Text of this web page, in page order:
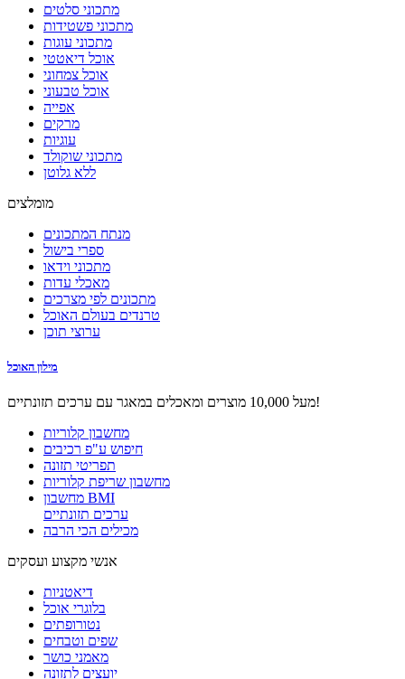
מתכוני סלטים
מתכוני פשטידות
מתכוני עוגות
אוכל דיאטטי
אוכל צמחוני
אוכל טבעוני
אפייה
מרקים
עוגיות
מתכוני שוקולד
ללא גלוטן
מומלצים
מנתח המתכונים
ספרי בישול
מתכוני וידאו
מאכלי עדות
מתכונים לפי מצרכים
טרנדים בעולם האוכל
ערוצי תוכן
מילון האוכל
מעל 10,000 מוצרים ומאכלים במאגר עם ערכים תזונתיים!
מחשבון קלוריות
חיפוש ע"פ רכיבים
תפריטי תזונה
מחשבון שריפת קלוריות
מחשבון BMI
ערכים תזונתיים
מכילים הכי הרבה
אנשי מקצוע ועסקים
דיאטניות
בלוגרי אוכל
נטורופתים
שפים וטבחים
מאמני כושר
יועצים לתזונה